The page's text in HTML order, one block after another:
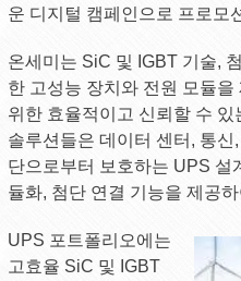
운 디지털 캠페인으로 프로모
온세미는 SiC 및 IGBT 기술,
한 고성능 장치와 전원 모듈
위한 효율적이고 신뢰할 수 있
솔루션들은 데이터 센터, 통
단으로부터 보호하는 UPS 설
듈화, 첨단 연결 기능을 제공
UPS 포트폴리오에는
고효율 SiC 및 IGBT